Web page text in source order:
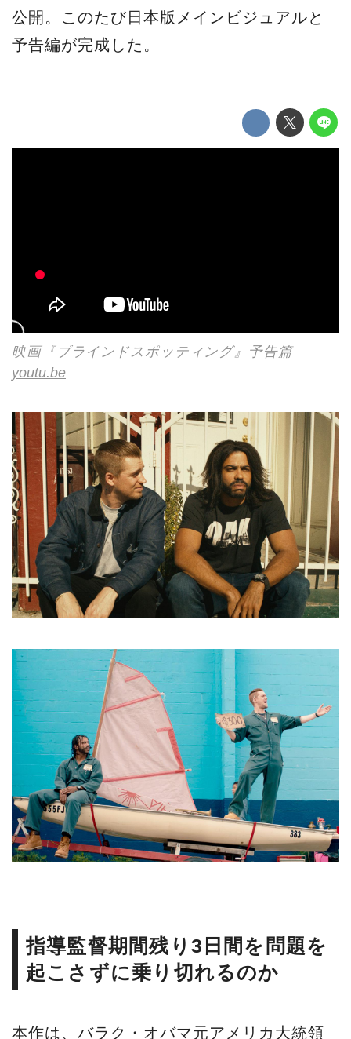
公開。このたび日本版メインビジュアルと
予告編が完成した。
映画『ブラインドスポッティング』予告篇
youtu.be
指導監督期間残り3日間を問題を
起こさずに乗り切れるのか
本作は、バラク・オバマ元アメリカ大統領